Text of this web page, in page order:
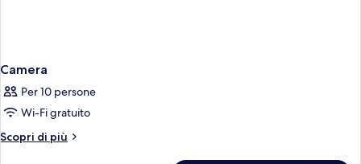
Camera
Per 10 persone
Wi-Fi gratuito
Scopri di più
Altri